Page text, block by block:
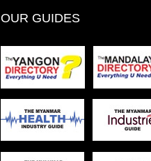
OUR GUIDES